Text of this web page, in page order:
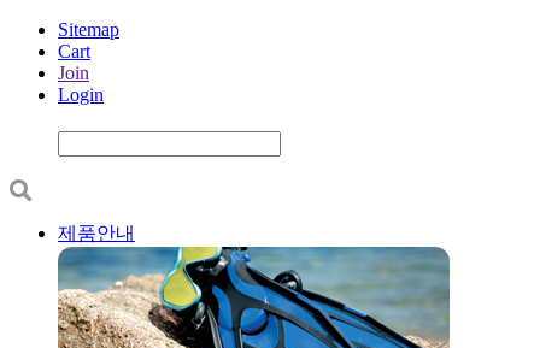
Sitemap
Cart
Join
Login
제품안내